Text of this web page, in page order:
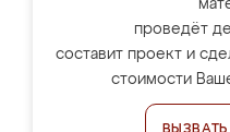
проведёт
составит проект и
стоимости